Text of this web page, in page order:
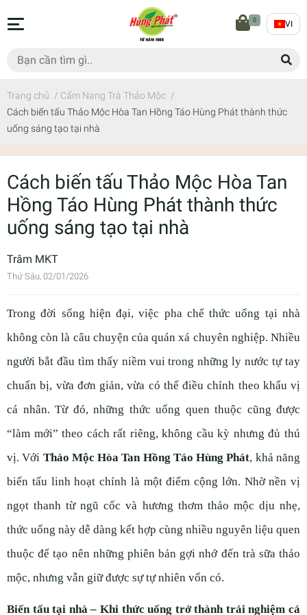
0 VI
Trang chủ / Cẩm Nang Trà Thảo Mộc /
Cách biến tấu Thảo Mộc Hòa Tan Hồng Táo Hùng Phát thành thức
uống sáng tạo tại nhà
Cách biến tấu Thảo Mộc Hòa Tan
Hồng Táo Hùng Phát thành thức
uống sáng tạo tại nhà
Trâm MKT
Thứ Sáu, 02/01/2026
Trong đời sống hiện đại, việc pha chế thức uống tại nhà
không còn là câu chuyện của quán xá chuyên nghiệp. Nhiều
người bắt đầu tìm thấy niềm vui trong những ly nước tự tay
chuẩn bị, vừa đơn giản, vừa có thể điều chỉnh theo khẩu vị
cá nhân. Từ đó, những thức uống quen thuộc cũng được
“làm mới” theo cách rất riêng, không cầu kỳ nhưng đủ thú
vị.Với Thảo Mộc Hòa Tan Hồng Táo Hùng Phát, khả năng
biến tấu linh hoạt chính là một điểm cộng lớn. Nhờ nền vị
ngọt thanh từ ngũ cốc và hương thơm thảo mộc dịu nhẹ,
thức uống này dễ dàng kết hợp cùng nhiều nguyên liệu quen
thuộc để tạo nên những phiên bản gợi nhớ đến trà sữa thảo
mộc, nhưng vẫn giữ được sự tự nhiên vốn có.
Biến tấu tại nhà – Khi thức uống trở thành trải nghiệm cá